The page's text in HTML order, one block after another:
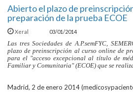
Abierto el plazo de
preparación de la prueba ECOE
Xeral 03/01/2014
Las tres Sociedades de A.P.semFYC,
plazo de preinscripción al curso online de
para el "acceso excepcional al título de
Familiar y Comunitaria" (ECOE) que se
Madrid, 2 de enero 2014